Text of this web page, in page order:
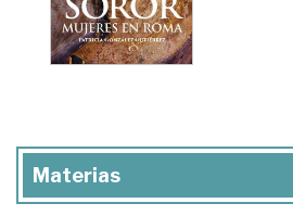
Materias